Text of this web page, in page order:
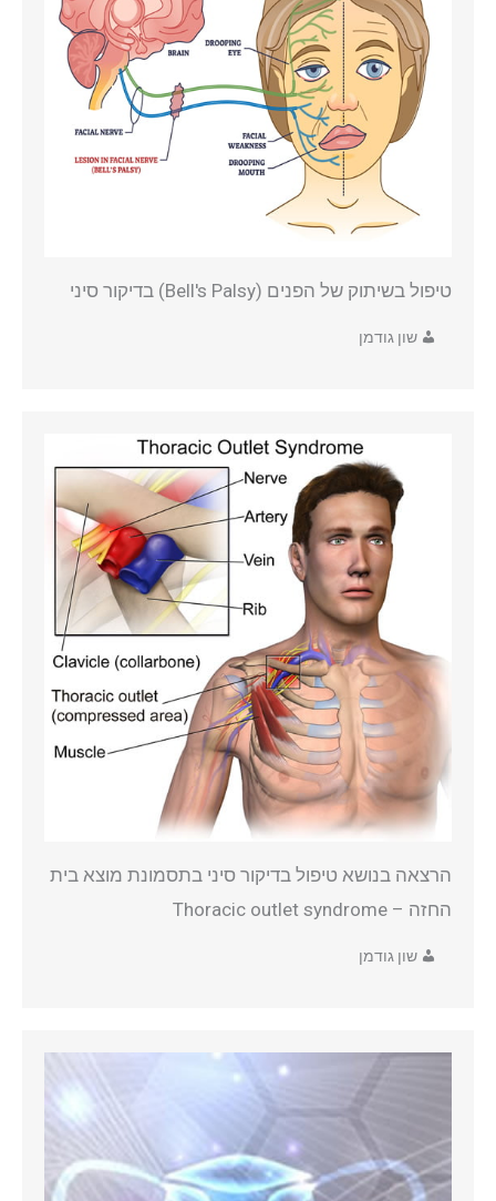
טיפול בשיתוק של הפנים (Bell's Palsy) בדיקור סיני
שון גודמן
הרצאה בנושא טיפול בדיקור סיני בתסמונת מוצא בית
החזה – Thoracic outlet syndrome
שון גודמן